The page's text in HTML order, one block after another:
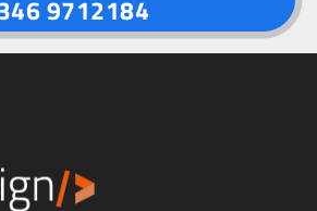
9712184